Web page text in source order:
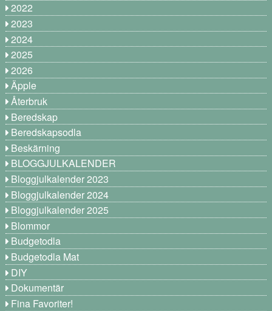
2022
2023
2024
2025
2026
Äpple
Återbruk
Beredskap
Beredskapsodla
Beskärning
BLOGGJULKALENDER
Bloggjulkalender 2023
Bloggjulkalender 2024
Bloggjulkalender 2025
Blommor
Budgetodla
Budgetodla Mat
DIY
Dokumentär
Fina Favoriter!